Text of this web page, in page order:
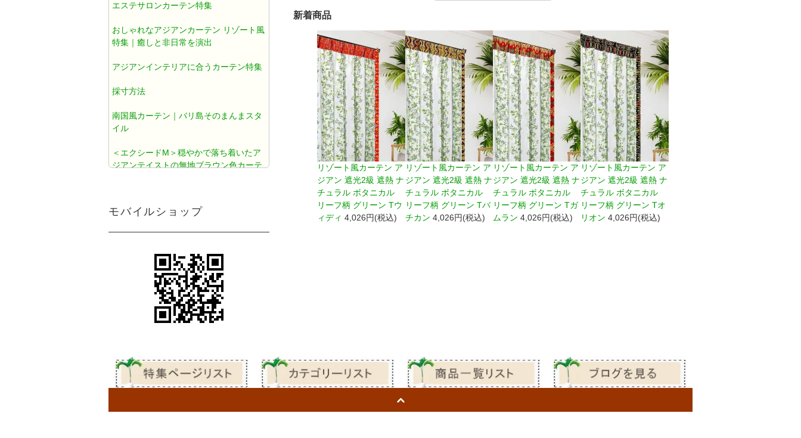
新着商品
リゾート風カーテン ア
ジアン 遮光2級 遮熱 ナ
チュラル ボタニカル
リーフ柄 グリーン Tウ
ィディ4,026円(税込)
リゾート風カーテン ア
ジアン 遮光2級 遮熱 ナ
チュラル ボタニカル
リーフ柄 グリーン Tバ
チカン 4,026円(税込)
リゾート風カーテン ア
ジアン 遮光2級 遮熱 ナ
チュラル ボタニカル
リーフ柄 グリーン Tガ
ムラン 4,026円(税込)
リゾート風カーテン ア
ジアン 遮光2級 遮熱 ナ
チュラル ボタニカル
リーフ柄 グリーン Tオ
リオン4,026円(税込)
色ダマスク柄《ジャカルタM》
アジアン カーテン おしゃれ 遮光1
T》
アジアン カーテン 遮光1級 モダン
ブラウン色 ストライプ柄 《ライ
《ジャカルタ》
エステサロンカーテン特集
おしゃれなアジアンカーテン リゾート風
特集｜癒しと非日常を演出
アジアンインテリアに合うカーテン特集
採寸方法
南国風カーテン｜バリ島そのまんまスタ
イル
＜エクシードM＞穏やかで落ち着いたア
ジアンテイストの無地ブラウン色カーテ
力を引き出すクリーム色カーテン
さと異国情緒をプラス
シンプルながらも都会的で洗練されたア
ジアンインテリアを引き出すカーテン＜
ライトM＞グレー
プ柄
ボヘミアンスタイルやヴィンテージ風の
ーダー柄 《シーンM》
モバイルショップ